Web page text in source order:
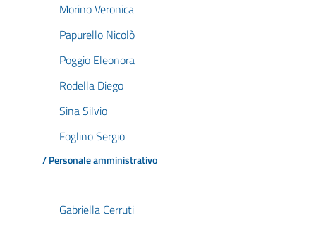
Morino Veronica
Papurello Nicolò
Poggio Eleonora
Rodella Diego
Sina Silvio
Foglino Sergio
/ Personale amministrativo
Gabriella Cerruti